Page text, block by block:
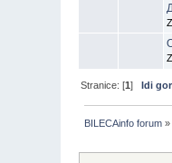
Stranice: [1]Idi
BILECAinfo forum »